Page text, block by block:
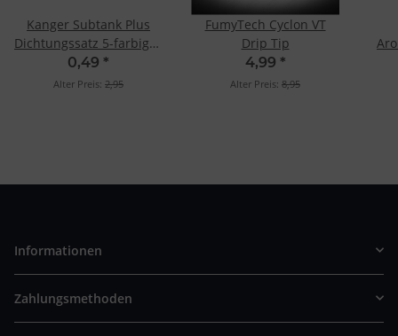
Kanger Subtank Plus
Dichtungssatz 5-farbiges
Set
0,49 *
Alter Preis: 2,95
FumyTech Cyclon VT
Drip Tip
4,99 *
Alter Preis: 8,95
Informationen
Zahlungsmethoden